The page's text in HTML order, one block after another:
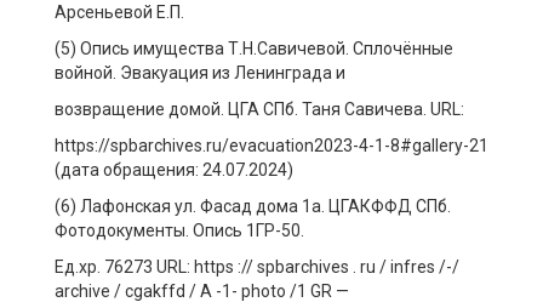
Арсеньевой Е.П.
(5) Опись имущества Т.Н.Савичевой. Сплочённые
войной. Эвакуация из Ленинграда и
возвращение домой. ЦГА СПб. Таня Савичева. URL:
https://spbarchives.ru/evacuation2023-4-1-8#gallery-21
(дата обращения: 24.07.2024)
(6) Лафонская ул. Фасад дома 1а. ЦГАКФФД СПб.
Фотодокументы. Опись 1ГР-50.
Ед.хр. 76273 URL: https :// spbarchives . ru / infres /-/
archive / cgakffd / A -1- photo /1 GR —